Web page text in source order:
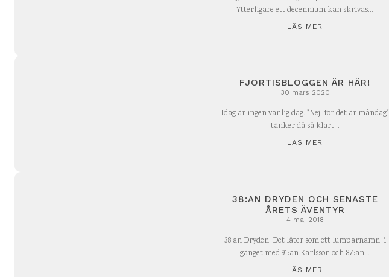
Ytterligare ett decennium kan skrivas...
LÄS MER
FJORTISBLOGGEN ÄR HÄR!
30 mars 2020
Idag är ingen vanlig dag. "Nej, för det är måndag"
tänker då så klart...
LÄS MER
38:AN DRYDEN OCH SENASTE
ÅRETS ÄVENTYR
4 maj 2018
38:an Dryden. Det låter som ett lumparnamn, i
gänget med 91:an Karlsson och 87:an...
LÄS MER